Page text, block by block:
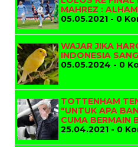
MAHREZ :
05.05.2021 - 0
WAJAR JIKA
INDONESIA
05.05.2024 - 0
TOTTENHAM
"UNTUK APA
CUMA BERMAIN
25.04.2021 - 0